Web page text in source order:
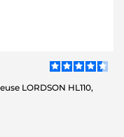
LORDSON HL110,